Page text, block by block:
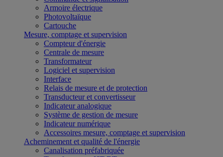
Armoire électrique
Photovoltaïque
Cartouche
Mesure, comptage et supervision
Compteur d'énergie
Centrale de mesure
Transformateur
Logiciel et supervision
Interface
Relais de mesure et de protection
Transducteur et convertisseur
Indicateur analogique
Système de gestion de mesure
Indicateur numérique
Accessoires mesure, comptage et supervision
Acheminement et qualité de l'énergie
Canalisation préfabriquée